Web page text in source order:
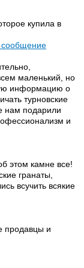
купила в
сообщение
маленький, но
информацию о
турновские
нам подарили
и
этом камне все!
гранаты,
всучить всякие
продавцы и